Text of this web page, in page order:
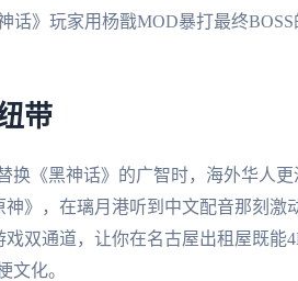
话》玩家用杨戬MOD暴打最终
带
换《黑神话》的广智时，海外华人
神》，在璃月港听到中文配音那刻
戏双通道，让你在名古屋出租屋既能
文化。